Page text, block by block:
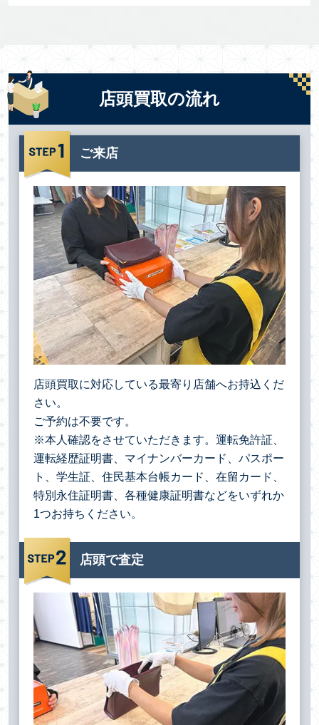
店頭買取の流れ
ご来店
店頭買取に対応している最寄り店舗へお持込くだ
さい。
ご予約は不要です。
※本人確認をさせていただきます。運転免許証、
運転経歴証明書、マイナンバーカード、パスポー
ト、学生証、住民基本台帳カード、在留カード、
特別永住証明書、各種健康証明書などをいずれか
1つお持ちください。
店頭で査定